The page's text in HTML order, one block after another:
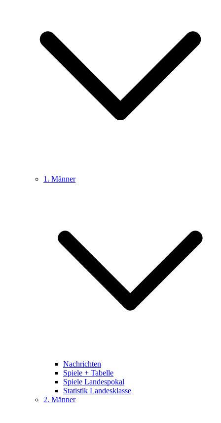
1. Männer
Nachrichten
Spiele + Tabelle
Spiele Landespokal
Statistik Landesklasse
2. Männer